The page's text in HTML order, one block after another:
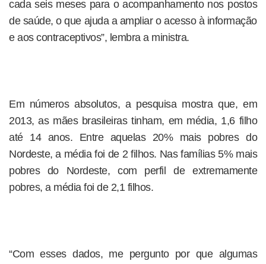
cada seis meses para o acompanhamento nos postos
de saúde, o que ajuda a ampliar o acesso à informação
e aos contraceptivos”, lembra a ministra.
Em números absolutos, a pesquisa mostra que, em
2013, as mães brasileiras tinham, em média, 1,6 filho
até 14 anos. Entre aquelas 20% mais pobres do
Nordeste, a média foi de 2 filhos. Nas famílias 5% mais
pobres do Nordeste, com perfil de extremamente
pobres, a média foi de 2,1 filhos.
“Com esses dados, me pergunto por que algumas